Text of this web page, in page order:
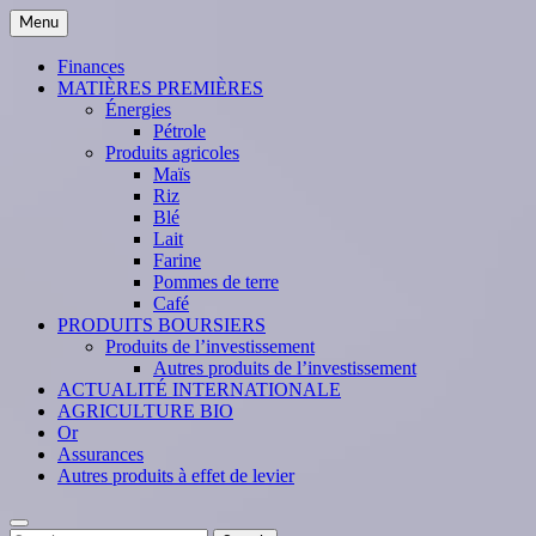
Skip
to
content
Menu
Finances
MATIÈRES PREMIÈRES
Énergies
Pétrole
Produits agricoles
Maïs
Riz
Blé
Lait
Farine
Pommes de terre
Café
PRODUITS BOURSIERS
Produits de l’investissement
Autres produits de l’investissement
ACTUALITÉ INTERNATIONALE
AGRICULTURE BIO
Or
Assurances
Autres produits à effet de levier
Search